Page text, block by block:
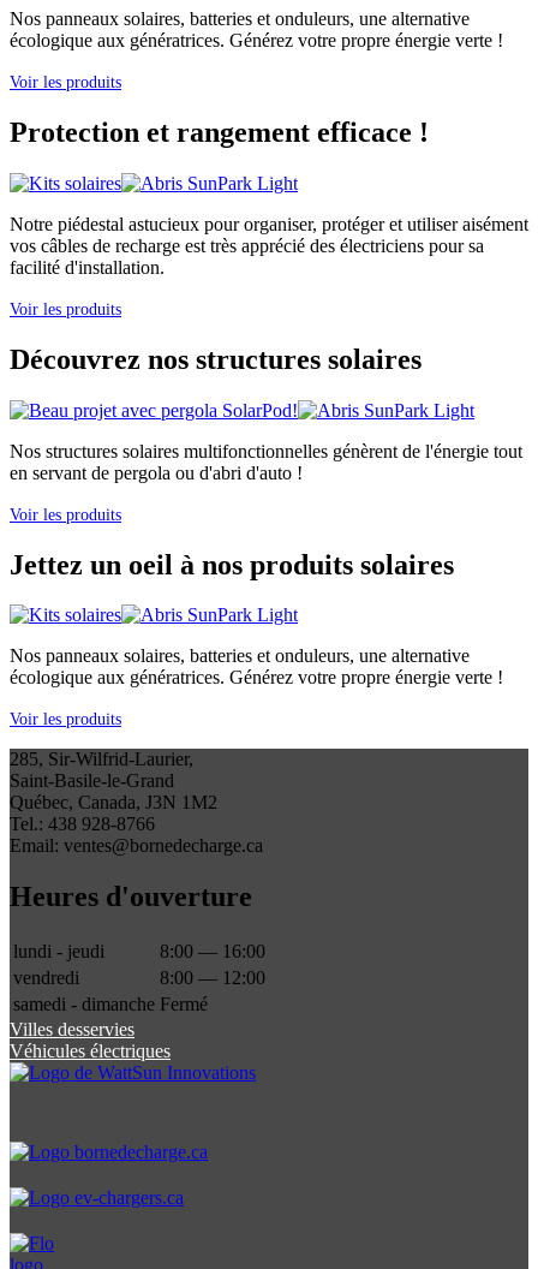
Nos panneaux solaires, batteries et onduleurs, une alternative
écologique aux génératrices. Générez votre propre énergie verte !
Voir les produits
Protection et rangement efficace !
Notre piédestal astucieux pour organiser, protéger et utiliser aisément
vos câbles de recharge est très apprécié des électriciens pour sa
facilité d'installation.
Voir les produits
Découvrez nos structures solaires
Nos structures solaires multifonctionnelles génèrent de l'énergie tout
en servant de pergola ou d'abri d'auto !
Voir les produits
Jettez un oeil à nos produits solaires
Nos panneaux solaires, batteries et onduleurs, une alternative
écologique aux génératrices. Générez votre propre énergie verte !
Voir les produits
285, Sir-Wilfrid-Laurier,
Saint-Basile-le-Grand
Québec, Canada, J3N 1M2
Tel.: 438 928-8766
Email: ventes@bornedecharge.ca
Heures d'ouverture
lundi - jeudi
8:00 — 16:00
vendredi
8:00 — 12:00
samedi - dimanche Fermé
Villes desservies
Véhicules électriques